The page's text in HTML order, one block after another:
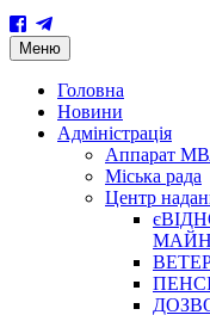
Меню Skip
to
content
Головна
Новини
Адміністрація
Аппарат
Міська рада
Центр